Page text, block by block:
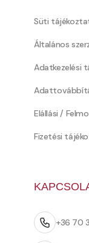
Süti
Általános
Adatkezelési
Elállási /
Fizetési
+36 70